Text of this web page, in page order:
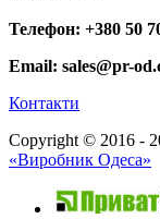
Телефон: +380 50
Email: sales@pr-
Контакти
Copyright © 2016 -
«Виробник Одеса»